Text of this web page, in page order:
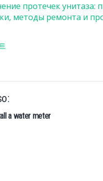
протечек унитаза:
методы ремонта и